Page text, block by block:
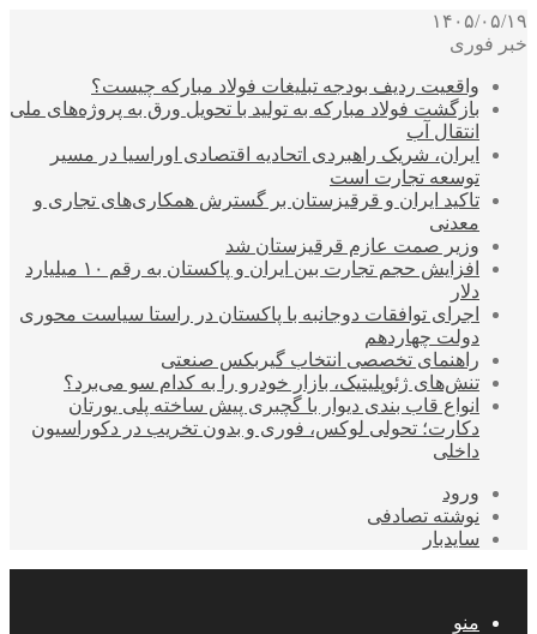
۱۴۰۵/۰۵/۱۹
خبر فوری
واقعیت ردیف بودجه تبلیغات فولاد مبارکه چیست؟
بازگشت فولاد مبارکه به تولید با تحویل ورق به پروژه‌های ملی
انتقال آب
ایران، شریک راهبردی اتحادیه اقتصادی اوراسیا در مسیر
توسعه تجارت است
تاکید ایران و قرقیزستان بر گسترش همکاری‌های تجاری و
معدنی
وزیر صمت عازم قرقیزستان شد
افزایش حجم تجارت بین ایران و پاکستان به رقم ۱۰ میلیارد
دلار
اجرای توافقات دوجانبه با پاکستان در راستا سیاست محوری
دولت چهاردهم
راهنمای تخصصی انتخاب گیربکس صنعتی
تنش‌های ژئوپلیتیک، بازار خودرو را به کدام سو می‌برد؟
انواع قاب بندی دیوار با گچبری پیش ساخته پلی یورتان
دکارت؛ تحولی لوکس، فوری و بدون تخریب در دکوراسیون
داخلی
ورود
نوشته تصادفی
سایدبار
منو